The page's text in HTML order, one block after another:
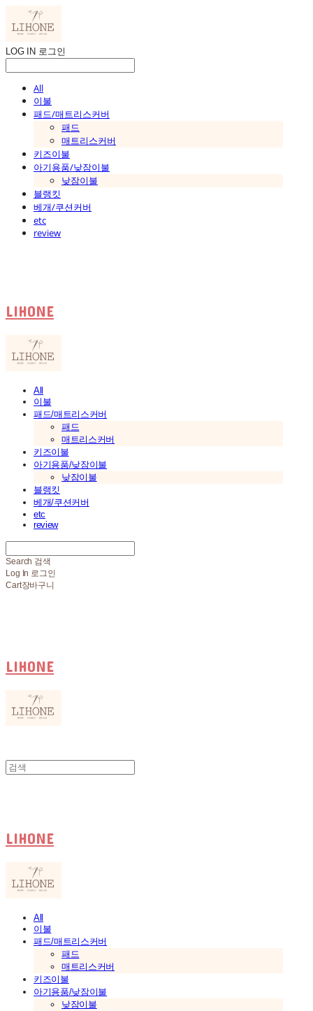
LOG IN 로그인
All
이불
패드/매트리스커버
패드
매트리스커버
키즈이불
아기용품/낮잠이불
낮잠이불
블랭킷
베개/쿠션커버
etc
review
LIHONE
All
이불
패드/매트리스커버
패드
매트리스커버
키즈이불
아기용품/낮잠이불
낮잠이불
블랭킷
베개/쿠션커버
etc
review
Search 검색
Log In 로그인
Cart장바구니
LIHONE
LIHONE
All
이불
패드/매트리스커버
패드
매트리스커버
키즈이불
아기용품/낮잠이불
낮잠이불